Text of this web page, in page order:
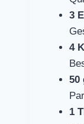
3
4
50
1